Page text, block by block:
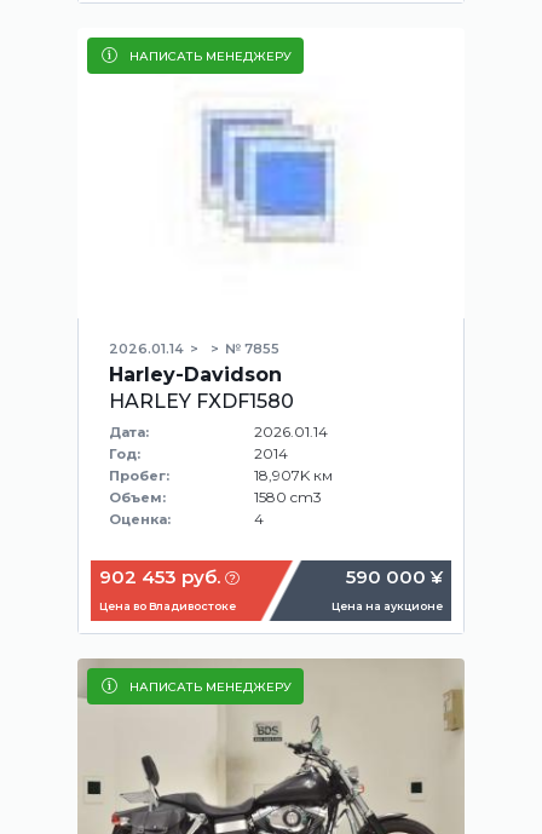
НАПИСАТЬ МЕНЕДЖЕРУ
2026.01.14 № 7855
Harley-Davidson
HARLEY FXDF1580
Дата: 2026.01.14
Год: 2014
Пробег: 18,907K км
Объем: 1580 cm3
Оценка: 4
902 453 руб.
Цена во Владивостоке
590 000 ¥
Цена на аукционе
НАПИСАТЬ МЕНЕДЖЕРУ